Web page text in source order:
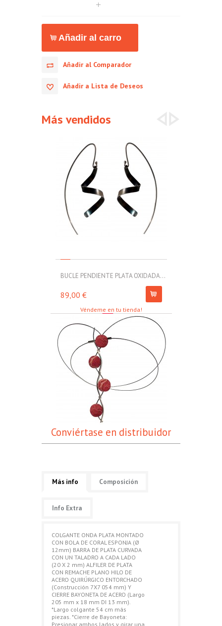
Añadir al Comparador
Añadir a Lista de Deseos
Más vendidos
BUCLE PENDIENTE PLATA OXIDADA...
89,00 €
Véndeme en tu tienda!
Conviértase en distribuidor
Más info Composición
Info Extra
COLGANTE ONDA PLATA MONTADO
CON BOLA DE CORAL ESPONJA (Ø
12mm) BARRA DE PLATA CURVADA
CON UN TALADRO A CADA LADO
(20 X 2 mm) ALFILER DE PLATA
CON REMACHE PLANO HILO DE
ACERO QUIRÚRGICO ENTORCHADO
(Construcción 7X7 054 mm) Y
CIERRE BAYONETA DE ACERO (Largo
205 mm x 18 mm DI 13 mm).
*Largo colgante 54 cm más
piezas. *Cierre de Bayoneta:
Presionar ambos lados y girar una